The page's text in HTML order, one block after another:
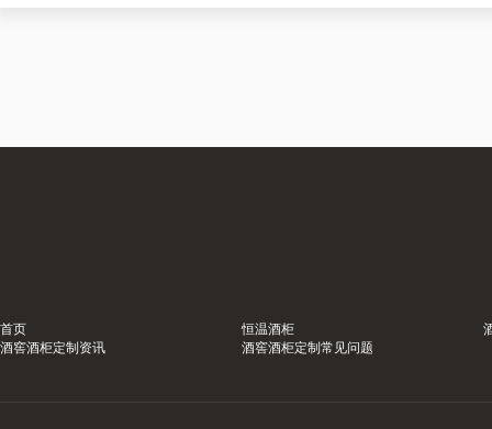
首页 恒温酒柜
酒窖酒柜定制资讯
酒窖酒柜定制常见问题